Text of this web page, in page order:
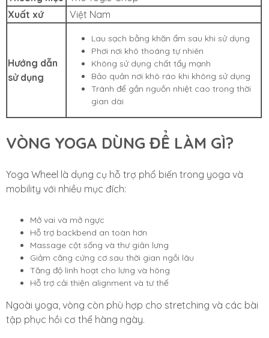
Xuất xứ
Việt Nam
Hướng dẫn
sử dụng
Lau sạch bằng khăn ẩm sau khi sử dụng
Phơi nơi khô thoáng tự nhiên
Không sử dụng chất tẩy mạnh
Bảo quản nơi khô ráo khi không sử dụng
Tránh để gần nguồn nhiệt cao trong thời
gian dài
VÒNG YOGA DÙNG ĐỂ LÀM GÌ?
Yoga Wheel là dụng cụ hỗ trợ phổ biến trong yoga và
mobility với nhiều mục đích:
Mở vai và mở ngực
Hỗ trợ backbend an toàn hơn
Massage cột sống và thư giãn lưng
Giảm căng cứng cơ sau thời gian ngồi lâu
Tăng độ linh hoạt cho lưng và hông
Hỗ trợ cải thiện alignment và tư thế
Ngoài yoga, vòng còn phù hợp cho stretching và các bài
tập phục hồi cơ thể hàng ngày.